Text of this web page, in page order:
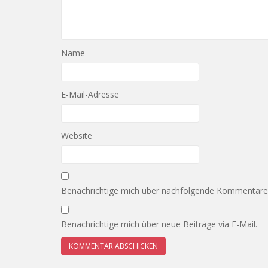
Name
E-Mail-Adresse
Website
Benachrichtige mich über nachfolgende
Benachrichtige mich über neue Beiträge via E-Mail.